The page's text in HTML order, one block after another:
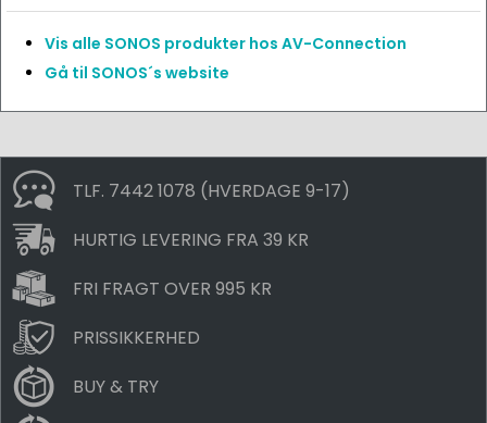
Vis alle SONOS produkter hos AV-Connection
Gå til SONOS´s website
TLF. 7442 1078 (HVERDAGE 9-17)
HURTIG LEVERING FRA 39 KR
FRI FRAGT OVER 995 KR
PRISSIKKERHED
BUY & TRY